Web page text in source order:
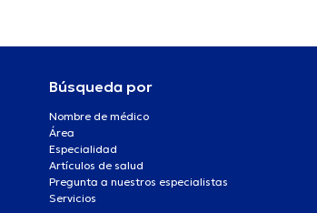
Búsqueda por
Nombre de médico
Área
Especialidad
Artículos de salud
Pregunta a nuestros especialistas
Servicios